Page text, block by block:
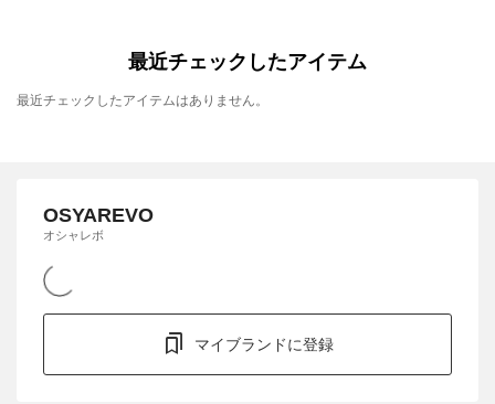
最近チェックしたアイテム
最近チェックしたアイテムはありません。
OSYAREVO
オシャレボ
マイブランドに登録